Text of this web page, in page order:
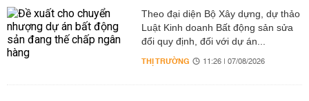
Theo đại diện Bộ Xây dựng, dự thảo
Luật Kinh doanh Bất động sản sửa
đổi quy định, đối với dự án...
THỊ TRƯỜNG 11:26 | 07/08/2026